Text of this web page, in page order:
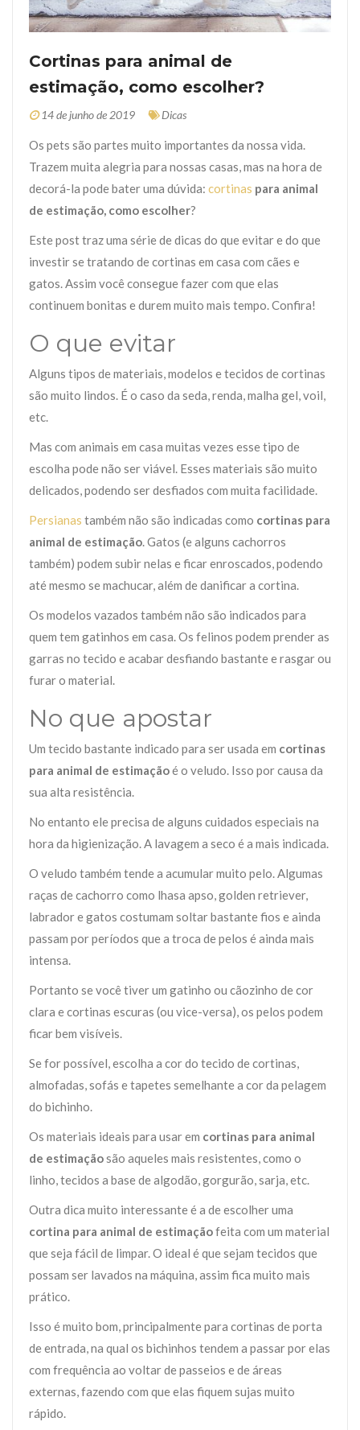
Cortinas para animal de
estimação, como escolher?
14 de junho de 2019 Dicas
Os pets são partes muito importantes da nossa vida.
Trazem muita alegria para nossas casas, mas na hora de
decorá-la pode bater uma dúvida: cortinas para animal
de estimação, como escolher?
Este post traz uma série de dicas do que evitar e do que
investir se tratando de cortinas em casa com cães e
gatos. Assim você consegue fazer com que elas
continuem bonitas e durem muito mais tempo. Confira!
O que evitar
Alguns tipos de materiais, modelos e tecidos de cortinas
são muito lindos. É o caso da seda, renda, malha gel, voil,
etc.
Mas com animais em casa muitas vezes esse tipo de
escolha pode não ser viável. Esses materiais são muito
delicados, podendo ser desfiados com muita facilidade.
Persianas também não são indicadas como cortinas para
animal de estimação. Gatos (e alguns cachorros
também) podem subir nelas e ficar enroscados, podendo
até mesmo se machucar, além de danificar a cortina.
Os modelos vazados também não são indicados para
quem tem gatinhos em casa. Os felinos podem prender as
garras no tecido e acabar desfiando bastante e rasgar ou
furar o material.
No que apostar
Um tecido bastante indicado para ser usada em cortinas
para animal de estimaçãoé o veludo. Isso por causa da
sua alta resistência.
No entanto ele precisa de alguns cuidados especiais na
hora da higienização. A lavagem a seco é a mais indicada.
O veludo também tende a acumular muito pelo. Algumas
raças de cachorro como lhasa apso, golden retriever,
labrador e gatos costumam soltar bastante fios e ainda
passam por períodos que a troca de pelos é ainda mais
intensa.
Portanto se você tiver um gatinho ou cãozinho de cor
clara e cortinas escuras (ou vice-versa), os pelos podem
ficar bem visíveis.
Se for possível, escolha a cor do tecido de cortinas,
almofadas, sofás e tapetes semelhante a cor da pelagem
do bichinho.
Os materiais ideais para usar em cortinas para animal
de estimaçãosão aqueles mais resistentes, como o
linho, tecidos a base de algodão, gorgurão, sarja, etc.
Outra dica muito interessante é a de escolher uma
cortina para animal de estimaçãofeita com um material
que seja fácil de limpar. O ideal é que sejam tecidos que
possam ser lavados na máquina, assim fica muito mais
prático.
Isso é muito bom, principalmente para cortinas de porta
de entrada, na qual os bichinhos tendem a passar por elas
com frequência ao voltar de passeios e de áreas
externas, fazendo com que elas fiquem sujas muito
rápido.